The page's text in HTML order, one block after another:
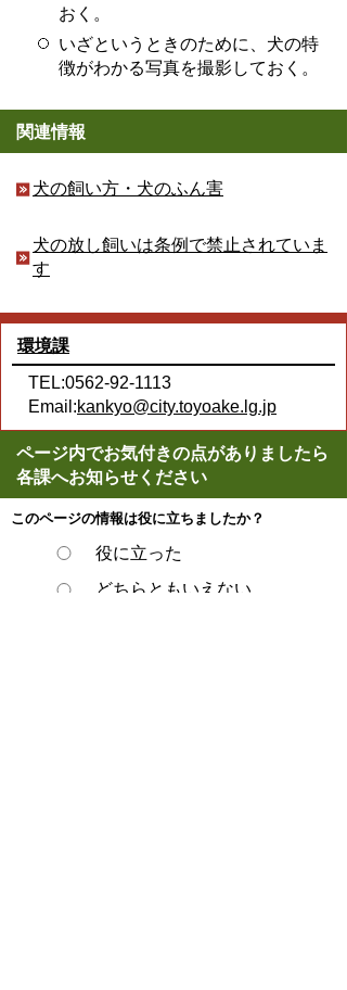
おく。
いざというときのために、犬の特
徴がわかる写真を撮影しておく。
関連情報
犬の飼い方・犬のふん害
犬の放し飼いは条例で禁止されていま
す
環境課
TEL:0562-92-1113
Email:kankyo@city.toyoake.lg.jp
ページ内でお気付きの点がありましたら
各課へお知らせください
このページの情報は役に立ちましたか？
役に立った
どちらともいえない